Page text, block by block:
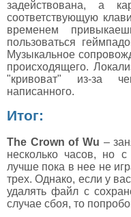
задействована, а
соответствующую
временем
пользоваться
Музыкальное
происходящего.
"кривоват" из-за
написанного.
Итог:
The Crown of Wu –
несколько часов, но с
лучше пока в нее не
трех. Однако, если у
удалять файл с
случае сбоя, то